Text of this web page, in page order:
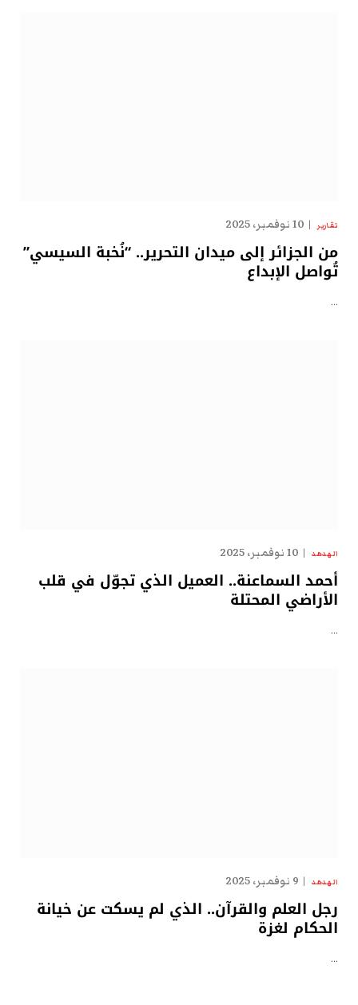
تقارير 10 نوفمبر، 2025
من الجزائر إلى ميدان التحرير.. “نُخبة السيسي”
تُواصل الإبداع
…
الهدهد 10 نوفمبر، 2025
أحمد السماعنة.. العميل الذي تجوّل في قلب
الأراضي المحتلة
…
الهدهد 9 نوفمبر، 2025
رجل العلم والقرآن.. الذي لم يسكت عن خيانة
الحكام لغزة
…